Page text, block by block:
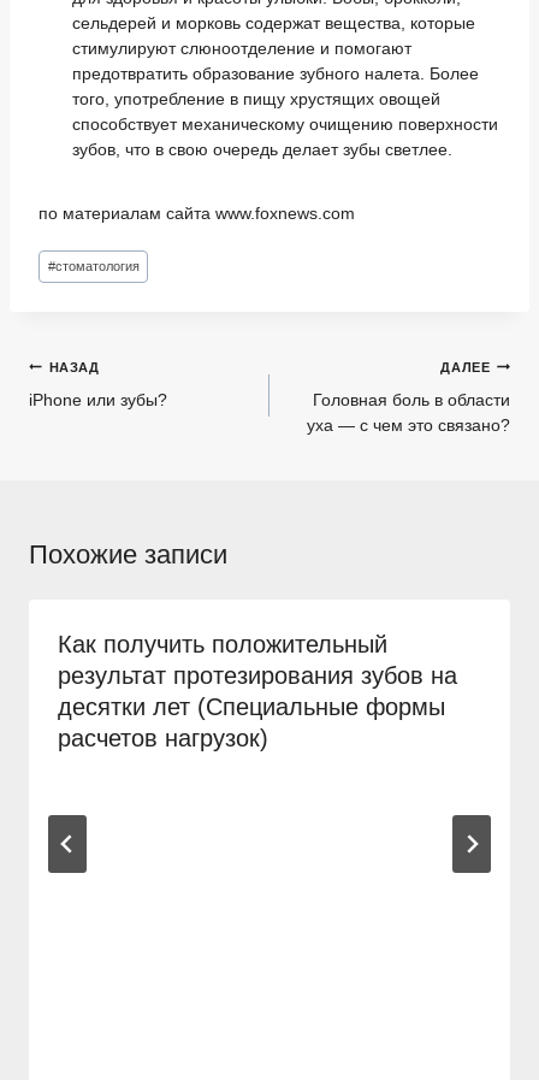
сельдерей и морковь содержат вещества, которые
стимулируют слюноотделение и помогают
предотвратить образование зубного налета. Более
того, употребление в пищу хрустящих овощей
способствует механическому очищению поверхности
зубов, что в свою очередь делает зубы светлее.
по материалам сайта www.foxnews.com
Метки
записи:
#стоматология
Навигация
по
НАЗАД
iPhone или зубы?
ДАЛЕЕ
Головная боль в области
уха — с чем это связано?
Похожие записи
Как получить положительный
результат протезирования зубов на
десятки лет (Специальные формы
расчетов нагрузок)